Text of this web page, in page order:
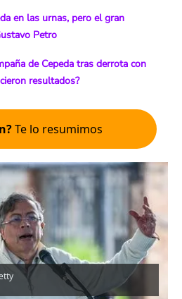
en las urnas, pero el gran
Petro
de Cepeda tras derrota con
resultados?
Te lo resumimos